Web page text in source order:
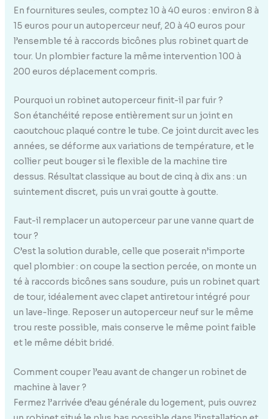
En fournitures seules, comptez 10 à 40 euros : environ 8 à
15 euros pour un autoperceur neuf, 20 à 40 euros pour
l’ensemble té à raccords bicônes plus robinet quart de
tour. Un plombier facture la même intervention 100 à
200 euros déplacement compris.
Pourquoi un robinet autoperceur finit-il par fuir ?
Son étanchéité repose entièrement sur un joint en
caoutchouc plaqué contre le tube. Ce joint durcit avec les
années, se déforme aux variations de température, et le
collier peut bouger si le flexible de la machine tire
dessus. Résultat classique au bout de cinq à dix ans : un
suintement discret, puis un vrai goutte à goutte.
Faut-il remplacer un autoperceur par une vanne quart de
tour ?
C’est la solution durable, celle que poserait n’importe
quel plombier : on coupe la section percée, on monte un
té à raccords bicônes sans soudure, puis un robinet quart
de tour, idéalement avec clapet antiretour intégré pour
un lave-linge. Reposer un autoperceur neuf sur le même
trou reste possible, mais conserve le même point faible
et le même débit bridé.
Comment couper l’eau avant de changer un robinet de
machine à laver ?
Fermez l’arrivée d’eau générale du logement, puis ouvrez